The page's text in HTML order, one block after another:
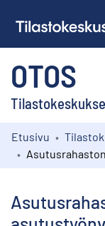
OTOS
Kokoelmat
Etusivu